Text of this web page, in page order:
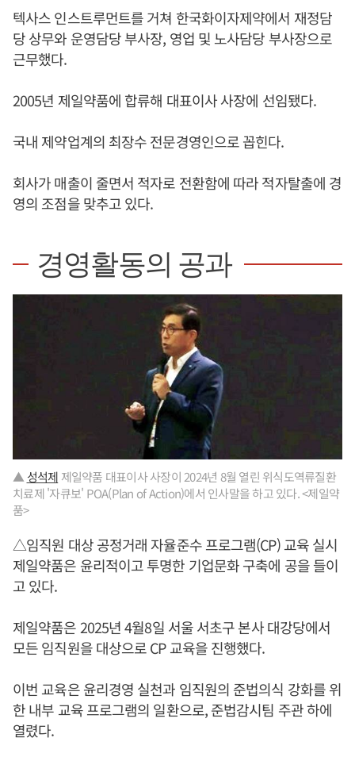
텍사스 인스트루먼트를 거쳐 한국화이자제약에서 재정담
당 상무와 운영담당 부사장, 영업 및 노사담당 부사장으로
근무했다.
2005년 제일약품에 합류해 대표이사 사장에 선임됐다.
국내 제약업계의 최장수 전문경영인으로 꼽힌다.
회사가 매출이 줄면서 적자로 전환함에 따라 적자탈출에 경
영의 조점을 맞추고 있다.
경영활동의 공과
▲ 성석제 제일약품 대표이사 사장이 2024년 8월 열린 위식도역류질환
치료제 '자큐보' POA(Plan of Action)에서 인사말을 하고 있다. <제일약
품>
△임직원 대상 공정거래 자율준수 프로그램(CP) 교육 실시
제일약품은 윤리적이고 투명한 기업문화 구축에 공을 들이
고 있다.
제일약품은 2025년 4월8일 서울 서초구 본사 대강당에서
모든 임직원을 대상으로 CP 교육을 진행했다.
이번 교육은 윤리경영 실천과 임직원의 준법의식 강화를 위
한 내부 교육 프로그램의 일환으로, 준법감시팀 주관 하에
열렸다.